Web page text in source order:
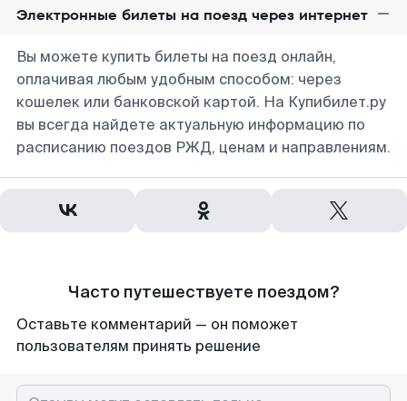
Электронные билеты на поезд через интернет
Вы можете купить билеты на поезд онлайн,
оплачивая любым удобным способом: через
кошелек или банковской картой. На Купибилет.ру
вы всегда найдете актуальную информацию по
расписанию поездов РЖД, ценам и направлениям.
Часто путешествуете поездом?
Оставьте комментарий — он поможет
пользователям принять решение